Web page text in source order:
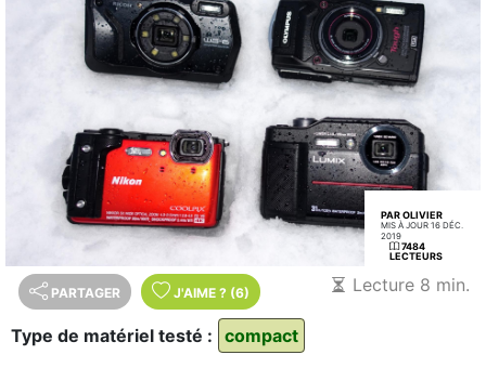
PAR OLIVIER
MIS À JOUR 16 DÉC.
2019
7484
LECTEURS
PARTAGER J'AIME ? (6) Lecture 8 min.
Type de matériel testé : compact